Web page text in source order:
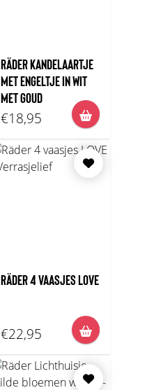
RÄDER KANDELAARTJE
MET ENGELTJE IN WIT
MET GOUD
€18,95
RÄDER 4 VAASJES LOVE
€22,95